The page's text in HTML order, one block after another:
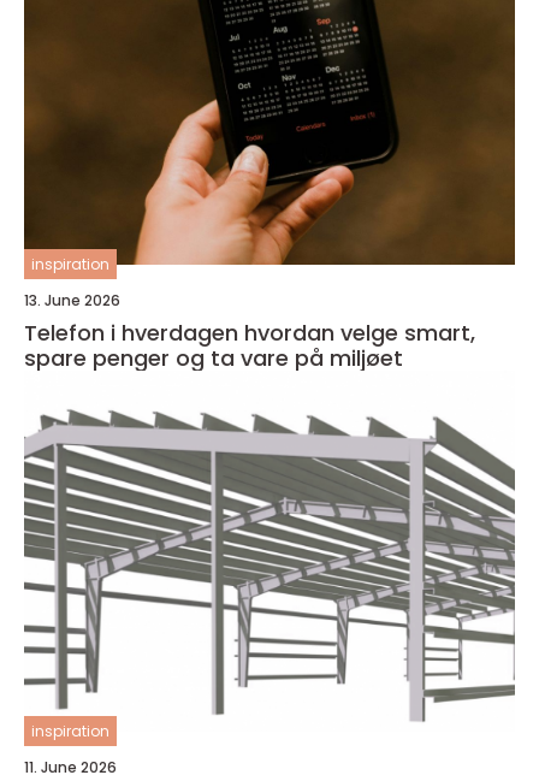
inspiration
13. June 2026
Telefon i hverdagen hvordan velge smart,
spare penger og ta vare på miljøet
inspiration
11. June 2026